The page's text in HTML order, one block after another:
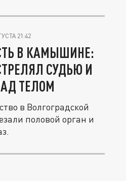
21:42
В КАМЫШИНЕ:
СУДЬЮ И
ТЕЛОМ
в Волгоградской
половой орган и